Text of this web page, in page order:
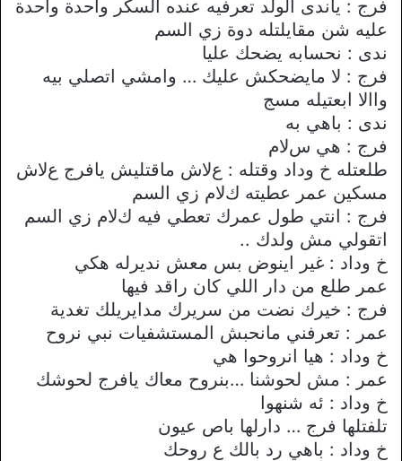
فرج : ياندى الولد تعرفيه عنده السكر واحدة واحدة
عليه شن مقايلتله دوة زي السم
ندى : نحسابه يضحك عليا
فرج : ﻻ مايضحكش عليك … وامشي اتصلي بيه
وااﻻ ابعتيله مسج
ندى : باهي به
فرج : هي سﻻم
طلعتله خ وداد وقتله : عﻻش ماقتليش يافرج عﻻش
مسكين عمر عطيته كﻻم زي السم
فرج : انتي طول عمرك تعطي فيه كﻻم زي السم
اتقولي مش ولدك ..
خ وداد : غير اينوض بس معش نديرله هكي
عمر طلع من دار اللي كان راقد فيها
فرج : خيرك نضت من سريرك مدايريلك تغدية
عمر : تعرفني مانحبش المستشفيات نبي نروح
خ وداد : هيا انروحوا هي
عمر : مش لحوشنا …بنروح معاك يافرج لحوشك
خ وداد : ئه شنهوا
تلفتلها فرج … دارلها باص عيون
خ وداد : باهي رد بالك ع روحك